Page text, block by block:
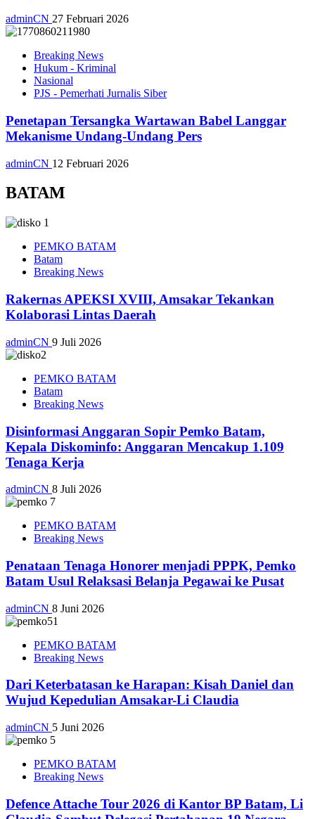
adminCN 27 Februari 2026
Breaking News
Hukum - Kriminal
Nasional
PJS - Pemerhati Jurnalis Siber
Penetapan Tersangka Wartawan Babel Langgar
Mekanisme Undang-Undang Pers
adminCN 12 Februari 2026
BATAM
PEMKO BATAM
Batam
Breaking News
Rakernas APEKSI XVIII, Amsakar Tekankan
Kolaborasi Lintas Daerah
adminCN 9 Juli 2026
PEMKO BATAM
Batam
Breaking News
Disinformasi Anggaran Sopir Pemko Batam,
Kepala Diskominfo: Anggaran Mencakup 1.109
Tenaga Kerja
adminCN 8 Juli 2026
PEMKO BATAM
Breaking News
Penataan Tenaga Honorer menjadi PPPK, Pemko
Batam Usul Relaksasi Belanja Pegawai ke Pusat
adminCN 8 Juni 2026
PEMKO BATAM
Breaking News
Dari Keterbatasan ke Harapan: Kisah Daniel dan
Wujud Kepedulian Amsakar-Li Claudia
adminCN 5 Juni 2026
PEMKO BATAM
Breaking News
Defence Attache Tour 2026 di Kantor BP Batam, Li